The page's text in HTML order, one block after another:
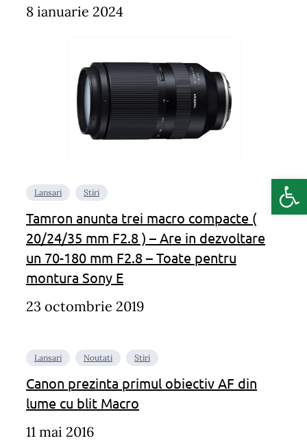
8 ianuarie 2024
Lansari Stiri
Tamron anunta trei macro compacte (
20/24/35 mm F2.8 ) – Are in dezvoltare
un 70-180 mm F2.8 – Toate pentru
montura Sony E
23 octombrie 2019
Lansari Noutati Stiri
Canon prezinta primul obiectiv AF din
lume cu blit Macro
11 mai 2016